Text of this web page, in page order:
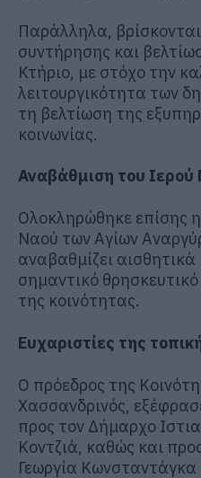
Παράλληλα, βρίσκονται
συντήρησης και
Κτήριο, με στόχο την
λειτουργικότητα των
τη βελτίωση της
κοινωνίας.
Αναβάθμιση του
Ολοκληρώθηκε επίσης
Ναού των Αγίων
αναβαθμίζει αισθητικά
σημαντικό
της κοινότητας.
Ευχαριστίες της
Ο πρόεδρος της
Χασσανδρινός,
προς τον Δήμαρχο
Κοντζιά, καθώς και
Γεωργία Κωνσταντάγκα